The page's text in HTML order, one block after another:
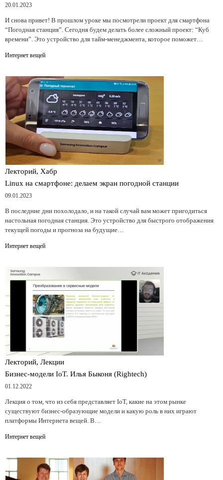
20.01.2023
И снова привет! В прошлом уроке мы посмотрели проект для смартфона
“Погодная станция”. Сегодня будем делать более сложный проект: “Куб
времени”. Это устройство для тайм-менеджмента, которое поможет…
Интернет вещей
Лекторий, Хабр
Linux на смартфоне: делаем экран погодной станции
09.01.2023
В последние дни похолодало, и на такой случай вам может пригодиться
настольная погодная станция. Это устройство для быстрого отображения
текущей погоды и прогноза на будущие…
Интернет вещей
Лекторий, Лекции
Бизнес-модели IoT. Илья Быконя (Rightech)
01.12.2022
Лекция о том, что из себя представляет IoT, какие на этом рынке
существуют бизнес-образующие модели и какую роль в них играют
платформы Интернета вещей. В…
Интернет вещей